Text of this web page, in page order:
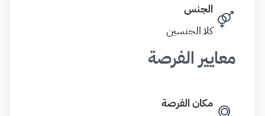
الجنس
كلا الجنسين
معايير الفرصة
مكان الفرصة